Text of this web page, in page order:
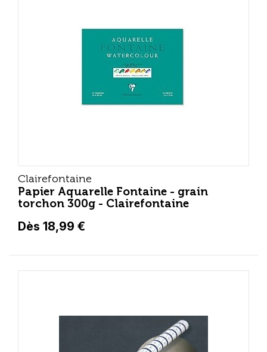
Clairefontaine
Papier Aquarelle Fontaine - grain
torchon 300g - Clairefontaine
Dès 18,99 €